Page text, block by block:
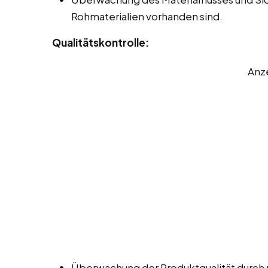
Rohmaterialien vorhanden sind.
Qualitätskontrolle: